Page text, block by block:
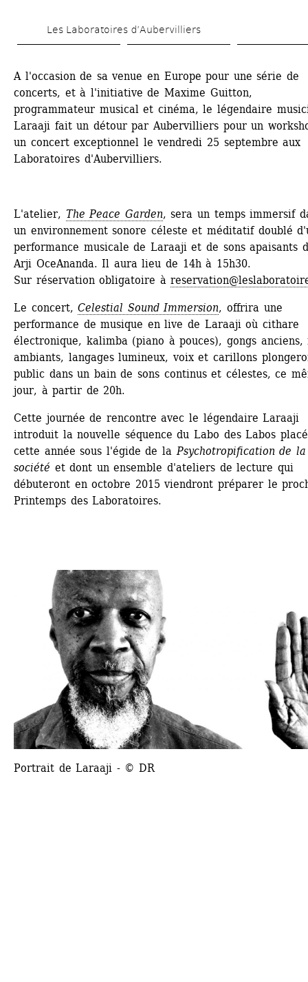
au
principal
Les Laboratoires d’Aubervilliers
A l'occasion de sa venue en Europe pour une série de
concerts, et à l'initiative de Maxime Guitton,
programmateur musical et cinéma, le légendaire
Laraaji fait un détour par Aubervilliers pour un
un concert exceptionnel le vendredi 25 septembre aux
Laboratoires d'Aubervilliers.
L'atelier, The Peace Garden, sera un temps immersif
un environnement sonore céleste et méditatif doublé
performance musicale de Laraaji et de sons apaisants
Arji OceAnanda. Il aura lieu de 14h à 15h30.
Sur réservation obligatoire à
Le concert, Celestial Sound Immersion, offrira une
performance de musique en live de Laraaji où cithare
électronique, kalimba (piano à pouces), gongs anciens,
ambiants, langages lumineux, voix et carillons
public dans un bain de sons continus et célestes, ce
jour, à partir de 20h.
Cette journée de rencontre avec le légendaire Laraaji
introduit la nouvelle séquence du Labo des Labos placé
cette année sous l'égide de la Psychotropification de la
société et dont un ensemble d'ateliers de lecture qui
débuteront en octobre 2015 viendront préparer le
Printemps des Laboratoires.
Portrait de Laraaji - © DR